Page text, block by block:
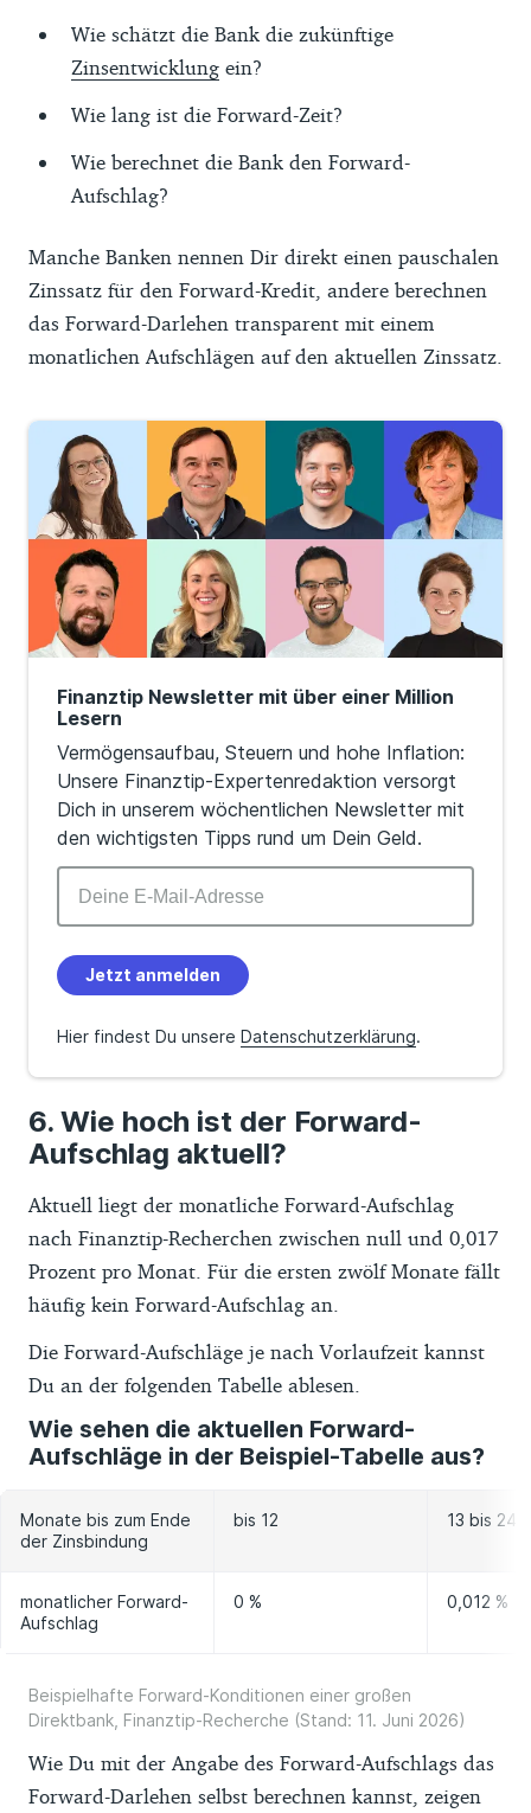
Wie schätzt die Bank die zukünftige
Zinsentwicklung ein?
Wie lang ist die Forward-Zeit?
Wie berechnet die Bank den Forward-
Aufschlag?
Manche Banken nennen Dir direkt einen pauschalen
Zinssatz für den Forward-Kredit, andere berechnen
das Forward-Darlehen transparent mit einem
monatlichen Aufschlägen auf den aktuellen Zinssatz.
Finanztip Newsletter mit über einer Million
Lesern
Vermögensaufbau, Steuern und hohe Inflation:
Unsere Finanztip-Expertenredaktion versorgt
Dich in unserem wöchentlichen Newsletter mit
den wichtigsten Tipps rund um Dein Geld.
Jetzt anmelden
Hier findest Du unsere Datenschutzerklärung.
Wie hoch ist der Forward-
Aufschlag aktuell?
Aktuell liegt der monatliche Forward-Aufschlag
nach Finanztip-Recherchen zwischen null und 0,017
Prozent pro Monat. Für die ersten zwölf Monate fällt
häufig kein Forward-Aufschlag an.
Die Forward-Aufschläge je nach Vorlaufzeit kannst
Du an der folgenden Tabelle ablesen.
Wie sehen die aktuellen Forward-
Aufschläge in der Beispiel-Tabelle aus?
Monate bis zum Ende
der Zinsbindung
bis 12 13 bis 24
monatlicher Forward-
Aufschlag
0 % 0,012 %
Beispielhafte Forward-Konditionen einer großen
Direktbank, Finanztip-Recherche (Stand: 11. Juni 2026)
Wie Du mit der Angabe des Forward-Aufschlags das
Forward-Darlehen selbst berechnen kannst, zeigen